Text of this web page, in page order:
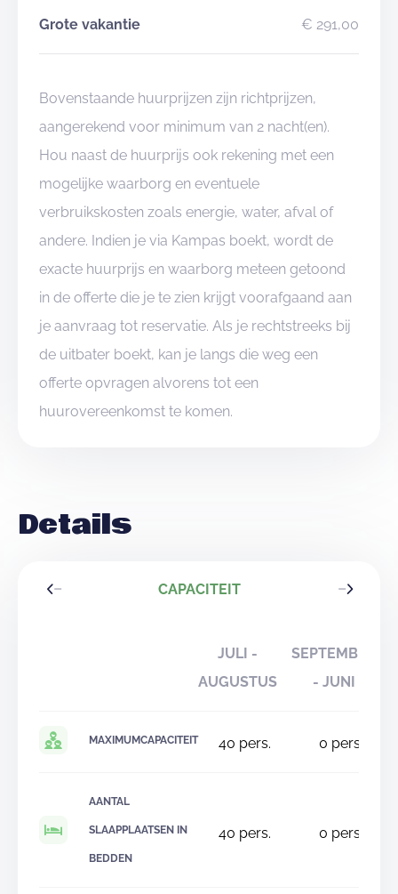
Grote vakantie € 291,00
Bovenstaande huurprijzen zijn richtprijzen,
aangerekend voor minimum van 2 nacht(en).
Hou naast de huurprijs ook rekening met een
mogelijke waarborg en eventuele
verbruikskosten zoals energie, water, afval of
andere. Indien je via Kampas boekt, wordt de
exacte huurprijs en waarborg meteen getoond
in de offerte die je te zien krijgt voorafgaand aan
je aanvraag tot reservatie. Als je rechtstreeks bij
de uitbater boekt, kan je langs die weg een
offerte opvragen alvorens tot een
huurovereenkomst te komen.
Details
CAPACITEIT
JULI -
AUGUSTUS
SEPTEMBER
- JUNI
MAXIMUMCAPACITEIT 40 pers. 0 pers.
AANTAL
SLAAPPLAATSEN IN
BEDDEN
40 pers. 0 pers.